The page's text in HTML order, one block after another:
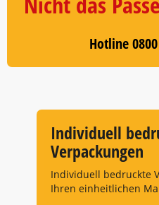
Hotline
Individuell
Verpackungen
Individuell bedruckte
Ihren einheitlichen